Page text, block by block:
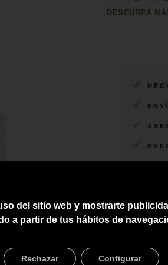
DESCUBRA
del sitio web y mostrarte
a partir de tus hábitos de
Rechazar Configurar